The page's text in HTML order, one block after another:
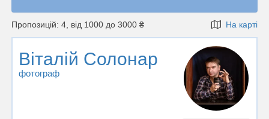
Пропозицій: 4, від 1000 до 3000 ₴ На карті
Віталій Солонар
фотограф